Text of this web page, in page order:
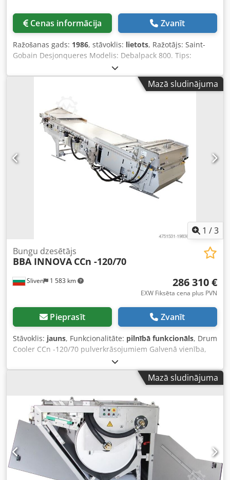
Cenas informācija Zvanīt
Ražošanas gads: 1986, stāvoklis: lietots, Ražotājs: Saint-
Gobain Desjonqueres Modelis: Debalpack 800. Tips:
Pudeles izpakošanas iekārta no plēves iesaiņojuma. Gads:
1986 Chjdpfszg I Utjx Aivoa Saint Gobain uzkrāšanas galds
Automātiska iepakojuma padeve Automātiska iepakojuma
plēves izvadīšana Automātiska plēves izmešana Pieejama
vēsture, dokumentācija un elektriskās shēmas.
Mazā sludinājuma
1 /3
Sliven 1 583 km
Bungu dzesētājs
BBA INNOVA CCn -120/70
286 310 €
EXW Fiksēta cena plus PVN
Pieprasīt Zvanīt
Stāvoklis: jauns, Funkcionalitāte: pilnībā funkcionāls, Drum
Cooler CCn -120/70 pulverkrāsojumiem Galvenā vienība,
ietverot: • Dzesēšanas kalandrs ar nerūsējošā tērauda
pārsegu, tērauda lenti un drupinātāja mezglu Cedjw
Snfdopfx Aivoha • Papildu sānu blīvgabali • Nerūsējošā
drošības slēdzis darba pozīcijas uzraudzībai • Nerūsējošā
tērauda ūdens savākšanas tvertne • Gaisa nazis un
gumijas nokasītājs • LEV koniska pāreja drupinātāja
korpusa augšdaļā • LEV produkcijas izvada piltuve •
Bīdāmais pārsegs aiz kalandra • Lototo slēdži ar ķīļatslēgu
drupinātājam un kalandra pārsegam • Drošības slēdža
programmatūras un aparatūras integrācija drošības
Mazā sludinājuma